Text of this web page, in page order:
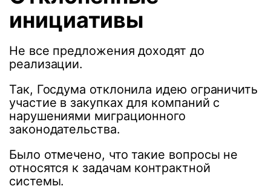
инициативы
Не все предложения доходят до
реализации.
Так, Госдума отклонила идею ограничить
участие в закупках для компаний с
нарушениями миграционного
законодательства.
Было отмечено, что такие вопросы не
относятся к задачам контрактной
системы.